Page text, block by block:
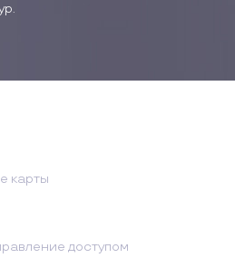
карты
доступом